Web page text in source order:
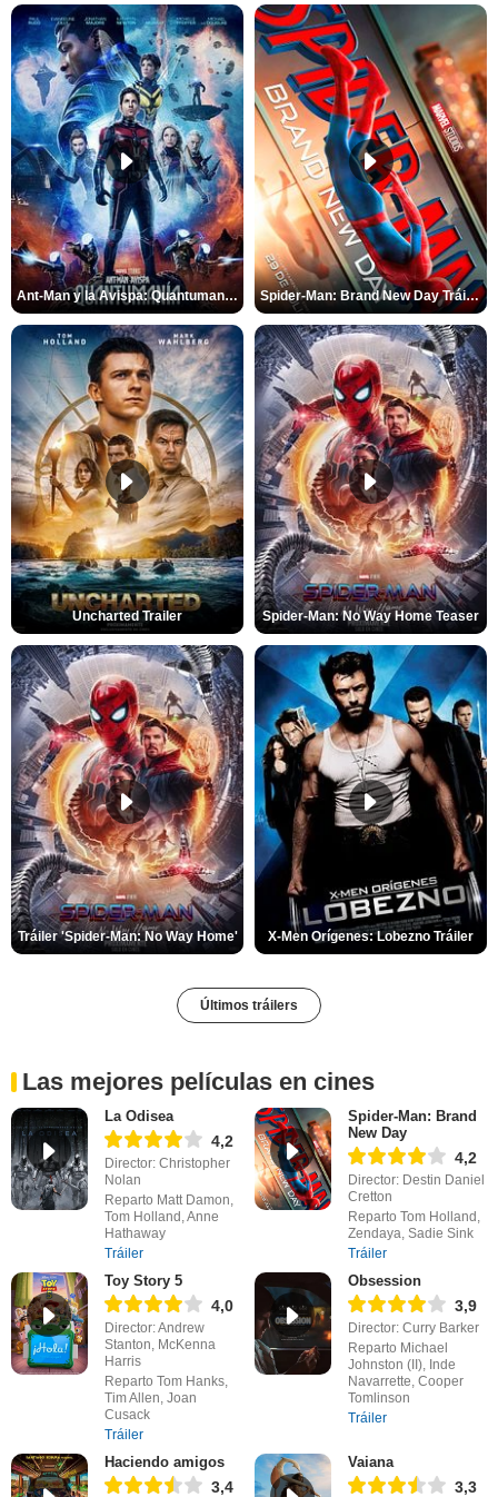
Ant-Man y la Avispa: Quantumanía Tráiler (2) Spider-Man: Brand New Day Tráiler (3)
Uncharted Trailer Spider-Man: No Way Home Teaser
Tráiler 'Spider-Man: No Way Home' X-Men Orígenes: Lobezno Tráiler
Últimos tráilers
Las mejores películas en cines
La Odisea
4,2
Director: Christopher
Nolan
Reparto Matt Damon,
Tom Holland, Anne
Hathaway
Tráiler
Spider-Man: Brand
New Day
4,2
Director: Destin Daniel
Cretton
Reparto Tom Holland,
Zendaya, Sadie Sink
Tráiler
Toy Story 5
4,0
Director: Andrew
Stanton, McKenna
Harris
Reparto Tom Hanks,
Tim Allen, Joan
Cusack
Tráiler
Obsession
3,9
Director: Curry Barker
Reparto Michael
Johnston (II), Inde
Navarrette, Cooper
Tomlinson
Tráiler
Haciendo amigos
3,4
Vaiana
3,3